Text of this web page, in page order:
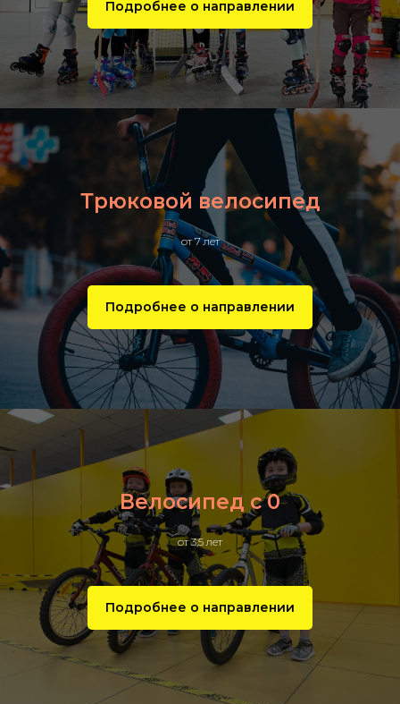
Подробнее о направлении
Трюковой велосипед
от 7 лет
Подробнее о направлении
Велосипед с 0
от 3,5 лет
Подробнее о направлении